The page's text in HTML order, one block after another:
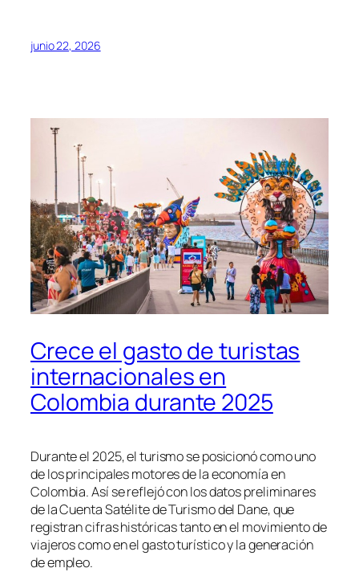
junio 22, 2026
Crece el gasto de turistas
internacionales en
Colombia durante 2025
Durante el 2025, el turismo se posicionó como uno
de los principales motores de la economía en
Colombia. Así se reflejó con los datos preliminares
de la Cuenta Satélite de Turismo del Dane, que
registran cifras históricas tanto en el movimiento de
viajeros como en el gasto turístico y la generación
de empleo.